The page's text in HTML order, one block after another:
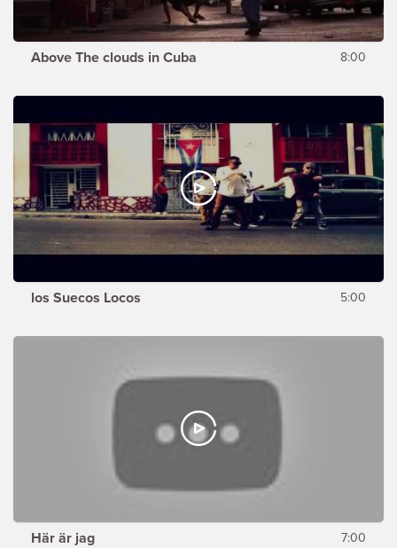
Above The clouds in Cuba 8:00
los Suecos Locos 5:00
Här är jag 7:00